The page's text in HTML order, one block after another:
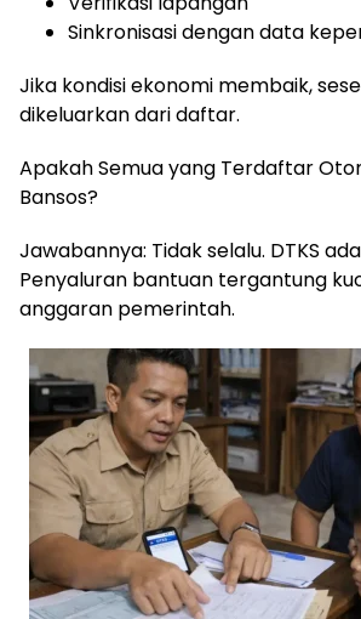
Sinkronisasi dengan data
Jika kondisi ekonomi membaik,
dikeluarkan dari daftar.
Apakah Semua yang Terdaftar
Bansos?
Jawabannya: Tidak selalu. DTKS
Penyaluran bantuan tergantung
anggaran pemerintah.